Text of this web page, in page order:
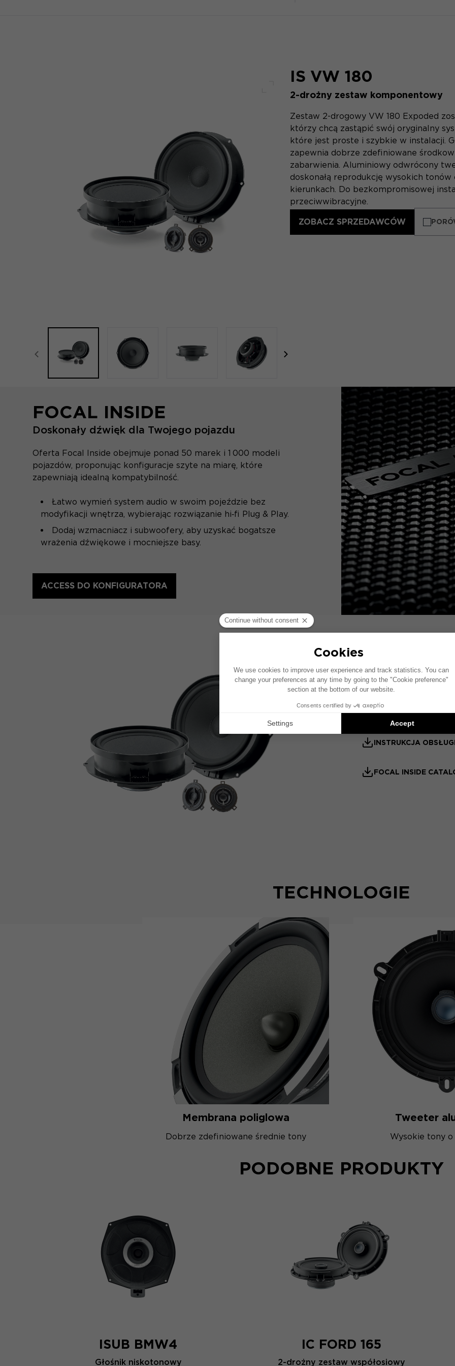
focal-naim-frontent::misc.prev_label focal-naim-frontent::misc.next_label
Pełny ekran
IS VW 180
2-drożny zestaw komponentowy
Zestaw 2-drogowy VW 180 Expoded
którzy chcą zastąpić swój oryginalny
które jest proste i szybkie w instalacji.
zapewnia dobrze zdefiniowane
zabarwienia. Aluminiowy odwrócony
doskonałą reprodukcję wysokich
kierunkach. Do bezkompromisowej
przeciwwibracyjne.
ZOBACZ SPRZEDAWCÓW
FOCAL INSIDE
Doskonały dźwięk dla Twojego pojazdu
Oferta Focal Inside obejmuje ponad 50 marek i 1 000 modeli
pojazdów, proponując konfiguracje szyte na miarę, które
zapewniają idealną kompatybilność.
Łatwo wymień system audio w swoim pojeździe bez
modyfikacji wnętrza, wybierając rozwiązanie hi‑fi Plug & Play.
Dodaj wzmacniacz i subwoofery, aby uzyskać bogatsze
wrażenia dźwiękowe i mocniejsze basy.
ACCESS DO KONFIGURATORA
Dźwięk - akustyczny
KARTA TECHNICZNA
INSTRUKCJA
FOCAL INSIDE
TECHNOLOGIE
Membrana poliglowa
Dobrze zdefiniowane średnie tony
Tweeter
Wysokie tony
PODOBNE PRODUKTY
ISUB BMW4
Głośnik niskotonowy
IC FORD 165
2-drożny zestaw współosiowy